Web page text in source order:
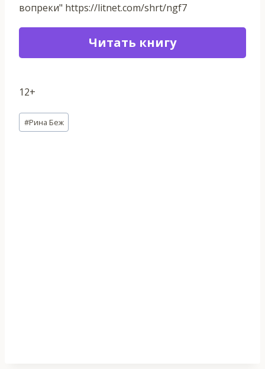
вопреки" https://litnet.com/shrt/ngf7
Читать книгу
12+
Метки
записи:
#Рина Беж